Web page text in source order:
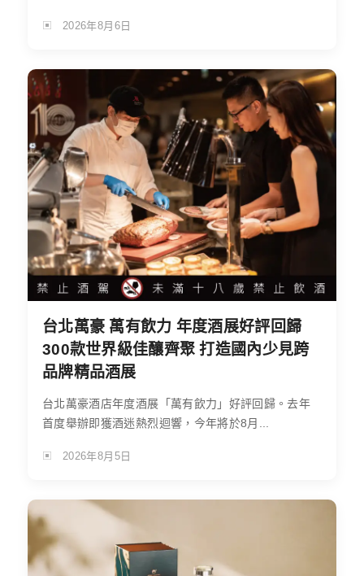
2026年8月6日
台北萬豪 萬有飲力 年度酒展好評回歸
300款世界級佳釀齊聚 打造國內少見跨
品牌精品酒展
台北萬豪酒店年度酒展「萬有飲力」好評回歸。去年
首度舉辦即獲酒迷熱烈迴響，今年將於8月...
2026年8月5日